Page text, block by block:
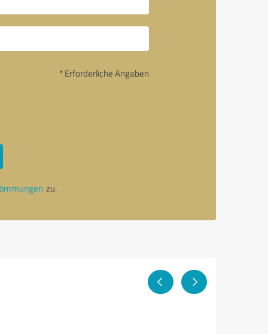
* Erforderliche Angaben
zu.